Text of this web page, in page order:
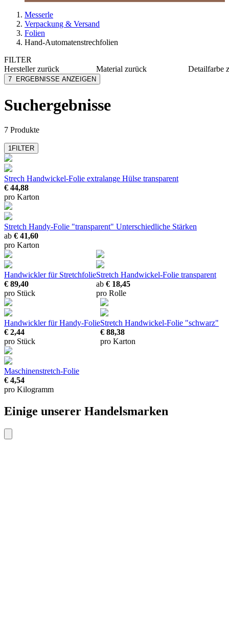
Messerle
Verpackung & Versand
Folien
Hand-Automatenstrechfolien
FILTER
Herstellerzurück
Factory
Material zurück
Detailfarbe
7 ERGEBNISSE ANZEIGEN
Suchergebnisse
7 Produkte
1FILTER
Strech Handwickel-Folie extralange Hülse transparent
€ 44,88
pro Karton
Stretch Handy-Folie "transparent" Unterschiedliche Stärken
ab € 41,60
pro Karton
Handwickler für Stretchfolie
€ 89,40
pro Stück
Stretch Handwickel-Folie transparent
ab € 18,45
pro Rolle
Handwickler für Handy-Folie
€ 2,44
pro Stück
Stretch Handwickel-Folie "schwarz"
€ 88,38
pro Karton
Maschinenstretch-Folie
€ 4,54
pro Kilogramm
Einige unserer Handelsmarken